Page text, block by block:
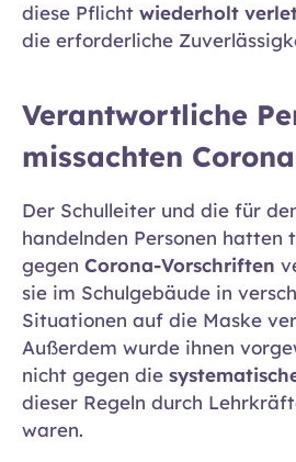
diese Pflicht wiederholt
die erforderliche
Verantwortliche
missachten
Der Schulleiter und die für
handelnden Personen hatten
gegen Corona-Vorschriften
sie im Schulgebäude in
Situationen auf die Maske
Außerdem wurde ihnen
nicht gegen die
dieser Regeln durch
waren.